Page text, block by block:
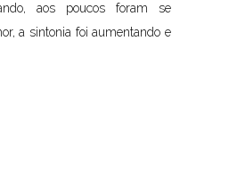
aos poucos foram se
a sintonia foi aumentando e